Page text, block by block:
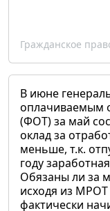
Гражданское
В июне
оплачиваемым
(ФОТ) за май
оклад за
меньше, т.к.
году
Обязаны ли за
исходя из
фактически